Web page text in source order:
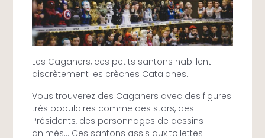
Les Caganers, ces petits santons habillent
discrètement les crèches Catalanes.
Vous trouverez des Caganers avec des figures
très populaires comme des stars, des
Présidents, des personnages de dessins
animés… Ces santons assis aux toilettes